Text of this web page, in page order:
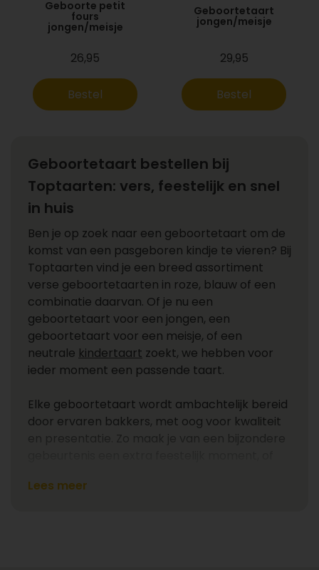
Geboorte petit
fours
jongen/meisje
26,95
Bestel
Geboortetaart
jongen/meisje
29,95
Bestel
Geboortetaart bestellen bij
Toptaarten: vers, feestelijk en snel
in huis
Ben je op zoek naar een geboortetaart om de
komst van een pasgeboren kindje te vieren? Bij
Toptaarten vind je een breed assortiment
verse geboortetaarten in roze, blauw of een
combinatie daarvan. Of je nu een
geboortetaart voor een jongen, een
geboortetaart voor een meisje, of een
neutrale kindertaart zoekt, we hebben voor
ieder moment een passende taart.
Elke geboortetaart wordt ambachtelijk bereid
door ervaren bakkers, met oog voor kwaliteit
en presentatie. Zo maak je van een bijzondere
of babyshower.
Lees meer